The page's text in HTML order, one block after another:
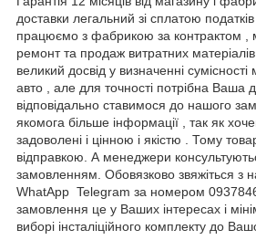
доставки легальний зі сплатою
працюємо з фабрикою за контрактом ,
ремонт та продаж витратних
великий досвід у визначенні
авто , але для точності потрібна Ваша
відповідально ставимося до нашого
якомога більше інформації , так як
задоволені і цінною і якістю . Тому
відправкою. А менеджери
замовленням. Обовязково звяжіться з
WhatApp Telegram за номером
замовлення це у Ваших інтересах і
виборі інсталіційного комплекту до